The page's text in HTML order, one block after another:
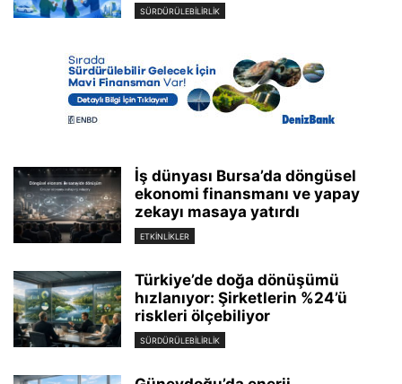
SÜRDÜRÜLEBILIRLIK
İş dünyası Bursa’da döngüsel
ekonomi finansmanı ve yapay
zekayı masaya yatırdı
ETKINLIKLER
Türkiye’de doğa dönüşümü
hızlanıyor: Şirketlerin %24’ü
riskleri ölçebiliyor
SÜRDÜRÜLEBILIRLIK